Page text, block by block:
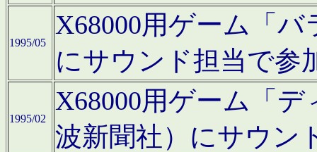
1995/05
X68000用ゲーム「
にサウンド担当で参
1995/02
X68000用ゲーム「
波新聞社）にサウン